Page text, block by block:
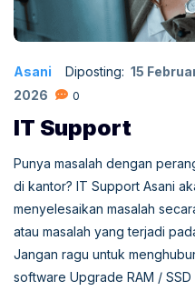
Asani Diposting: 15
2026
0
IT Support
Punya masalah dengan
di kantor? IT Support Asani
menyelesaikan masalah
atau masalah yang terjadi
Jangan ragu untuk
software Upgrade RAM /